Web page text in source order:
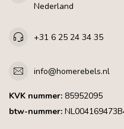
Nederland
+31 6 25 24 34 35
info@homerebels.nl
KVK nummer: 85952095
btw-nummer: